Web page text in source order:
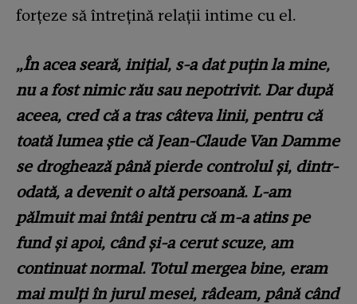
forțeze să întrețină relații intime cu el.
„În acea seară, inițial, s-a dat puțin la mine,
nu a fost nimic rău sau nepotrivit. Dar după
aceea, cred că a tras câteva linii, pentru că
toată lumea știe că Jean-Claude Van Damme
se droghează până pierde controlul și, dintr-
odată, a devenit o altă persoană. L-am
pălmuit mai întâi pentru că m-a atins pe
fund și apoi, când și-a cerut scuze, am
continuat normal. Totul mergea bine, eram
mai mulți în jurul mesei, râdeam, până când